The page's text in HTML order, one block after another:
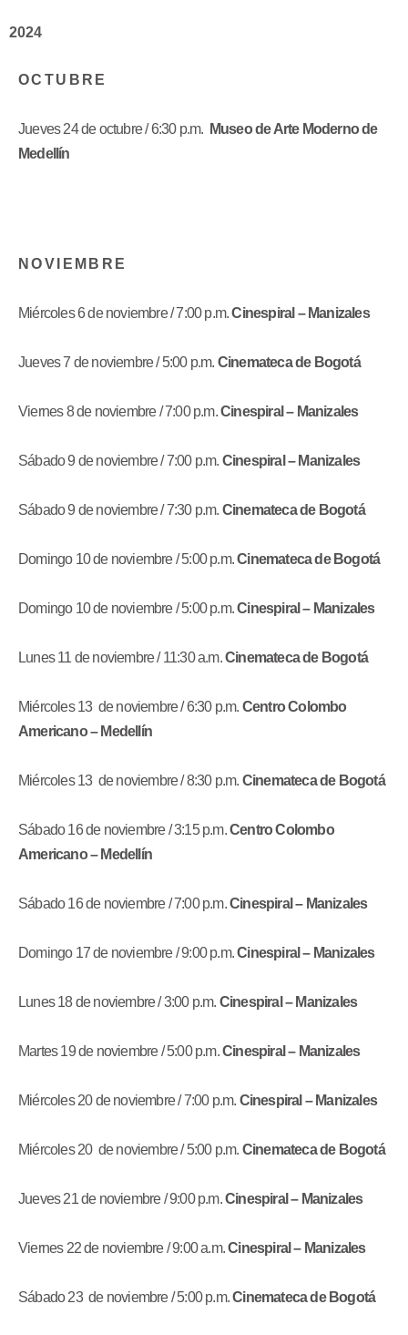
2024
O C T U B R E
Jueves 24 de octubre / 6:30 p.m. Museo de Arte Moderno de
Medellín
N O V I E M B R E
Miércoles 6 de noviembre / 7:00 p.m.Cinespiral – Manizales
Jueves 7 de noviembre / 5:00 p.m. Cinemateca de Bogotá
Viernes 8 de noviembre / 7:00 p.m.Cinespiral – Manizales
Sábado 9 de noviembre / 7:00 p.m. Cinespiral – Manizales
Sábado 9 de noviembre / 7:30 p.m. Cinemateca de Bogotá
Domingo 10 de noviembre / 5:00 p.m.Cinemateca de Bogotá
Domingo 10 de noviembre / 5:00 p.m.Cinespiral – Manizales
Lunes 11 de noviembre / 11:30 a.m.Cinemateca de Bogotá
Miércoles 13 de noviembre / 6:30 p.m. Centro Colombo
Americano – Medellín
Miércoles 13 de noviembre / 8:30 p.m. Cinemateca de Bogotá
Sábado 16 de noviembre / 3:15 p.m.Centro Colombo
Americano – Medellín
Sábado 16 de noviembre / 7:00 p.m.Cinespiral – Manizales
Domingo 17 de noviembre / 9:00 p.m.Cinespiral – Manizales
Lunes 18 de noviembre / 3:00 p.m. Cinespiral – Manizales
Martes 19 de noviembre / 5:00 p.m.Cinespiral – Manizales
Miércoles 20 de noviembre / 7:00 p.m. Cinespiral – Manizales
Miércoles 20 de noviembre / 5:00 p.m. Cinemateca de Bogotá
Jueves 21 de noviembre / 9:00 p.m.Cinespiral – Manizales
Viernes 22 de noviembre / 9:00 a.m.Cinespiral – Manizales
Sábado 23 de noviembre / 5:00 p.m.Cinemateca de Bogotá